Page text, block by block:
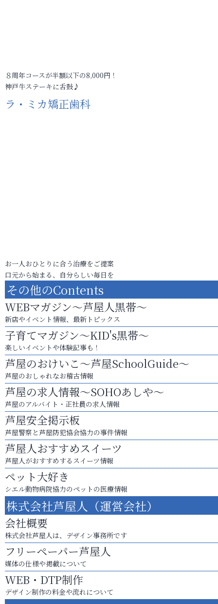
８周年コースが半額以下の8,000円！
神戸牛ステーキに舌鼓♪
ラ・ミカ矯正歯科
お一人おひとりに合う治療をご提案
口元から始まる、自分らしい毎日を
その他のContents
WEBマガジン～芦屋人黒帯～
新店やイベント情報、最新トピックス
子育てマガジン～KID's黒帯～
楽しいイベントや体験記事も！
芦屋のおけいこ～芦屋SchoolGuide～
芦屋のおしゃれなお稽古情報
芦屋の求人情報～SOHOあしや～
芦屋のアルバイト・正社員の求人情報
芦屋安全掲示板
芦屋警察と芦屋防犯協会協力の事件情報
芦屋人おすすめスイーツ
芦屋人がおすすめするスイーツ情報
ペット大好き
シエル動物病院協力のペットの医療情報
株式会社芦屋人（運営会社）
会社概要
株式会社芦屋人は、デザイン事務所です
フリーペーパー芦屋人
媒体の仕様や掲載について
WEB・DTP制作
デザイン制作の料金や流れについて